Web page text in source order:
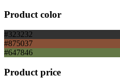
Product color
#323232
#875037
#647846
Product price